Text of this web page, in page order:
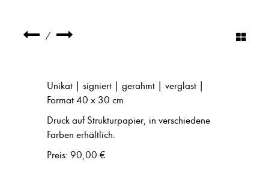
/
Unikat | signiert | gerahmt | verglast |
Format 40 x 30 cm
Druck auf Strukturpapier, in verschiedene
Farben erhältlich.
Preis: 90,00 €